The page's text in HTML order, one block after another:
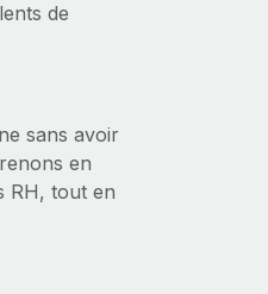
de
sans avoir
en
RH, tout en